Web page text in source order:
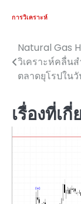
การวิเคราะห์
แนะแนว
เรื่อง
Natural Gas
วิเคราะห์คลื่น
ตลาดยุโรปใน
เรื่องที่เ